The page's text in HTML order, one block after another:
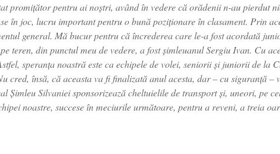
promiţător pentru ai noştri, având în vedere că orădenii n-au pierdut
în joc, lucru important pentru o bună poziţionare în clasament. Prin
general. Mă bucur pentru că încrederea care le-a fost acordată
teren, din punctul meu de vedere, a fost şimleuanul Sergiu Ivan. Cu
speranţa noastră este ca echipele de volei, seniorii şi juniorii de la
cred, însă, că aceasta va fi finalizată anul acesta, dar – cu siguranţă –
Silvaniei sponsorizează cheltuielile de transport şi, uneori, pe
noastre, succese în meciurile următoare, pentru a reveni, a treia